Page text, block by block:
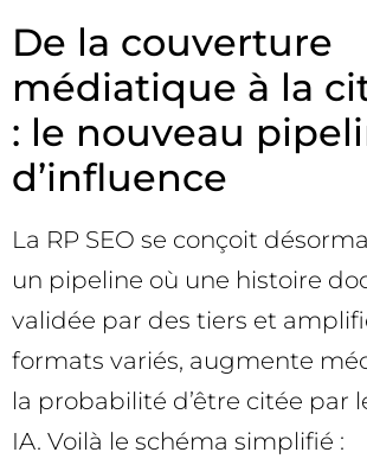
De la couverture
médiatique à la
: le nouveau
d’influence
La RP SEO se conçoit
un pipeline où une histoire
validée par des tiers et
formats variés, augmente
la probabilité d’être citée par
IA. Voilà le schéma simplifié :